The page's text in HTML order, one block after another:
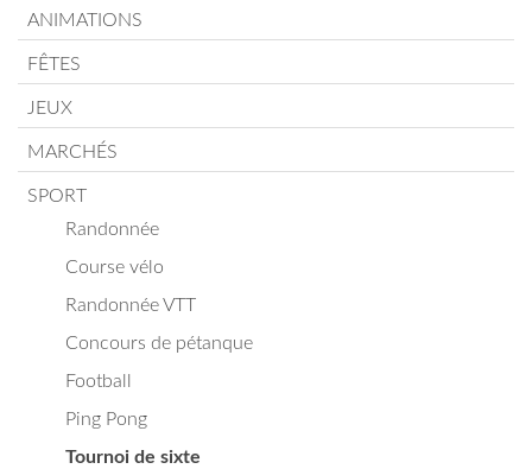
ANIMATIONS
FÊTES
JEUX
MARCHÉS
SPORT
Randonnée
Course vélo
Randonnée VTT
Concours de pétanque
Football
Ping Pong
Tournoi de sixte